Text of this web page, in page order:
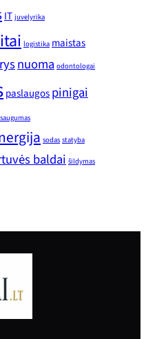
IT juvelyrika
logistika maistas
nuoma odontologai
paslaugospinigai
saugumas
sodas statyba
baldai šildymas